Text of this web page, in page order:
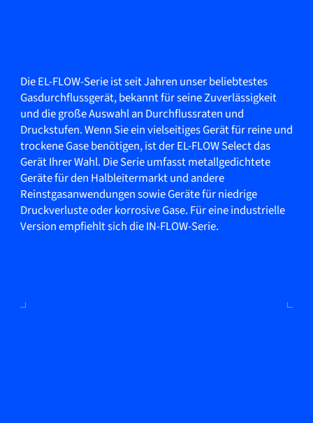
Die EL-FLOW-Serie ist seit Jahren unser beliebtestes
Gasdurchflussgerät, bekannt für seine Zuverlässigkeit
und die große Auswahl an Durchflussraten und
Druckstufen. Wenn Sie ein vielseitiges Gerät für reine und
trockene Gase benötigen, ist der EL-FLOW Select das
Gerät Ihrer Wahl. Die Serie umfasst metallgedichtete
Geräte für den Halbleitermarkt und andere
Reinstgasanwendungen sowie Geräte für niedrige
Druckverluste oder korrosive Gase. Für eine industrielle
Version empfiehlt sich die IN-FLOW-Serie.